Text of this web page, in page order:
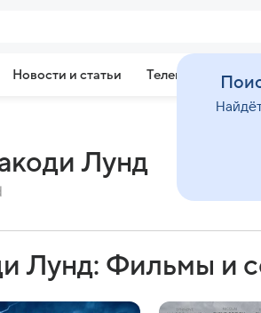
Новости и статьи Телепрограмма
Лунд
Лунд: Фильмы и